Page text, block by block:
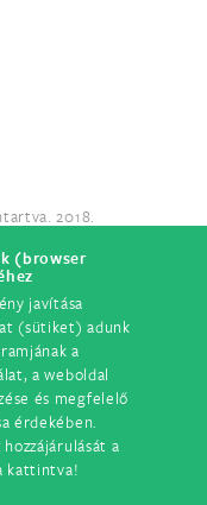
(browser
javítása
(sütiket) adunk
a
a weboldal
és megfelelő
érdekében.
a
kattintva!
2018.